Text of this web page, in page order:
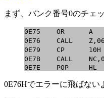
まず、バンク番号0のチェ
0E75    OR      A
0E76    CALL
0E79    CP      10H
0E7B    CALL
0E7E    POP     HL
0E76Hでエラーに飛ばない